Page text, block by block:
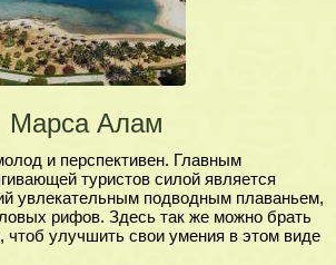
Марса Алам
и перспективен. Главным
туристов силой является
увлекательным подводным плаваньем,
рифов. Здесь так же можно брать
чтоб улучшить свои умения в этом виде